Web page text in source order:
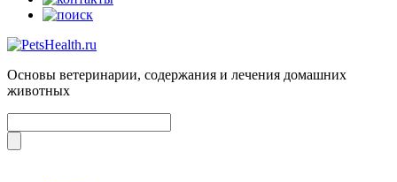
Основы ветеринарии, содержания и лечения домашних
животных